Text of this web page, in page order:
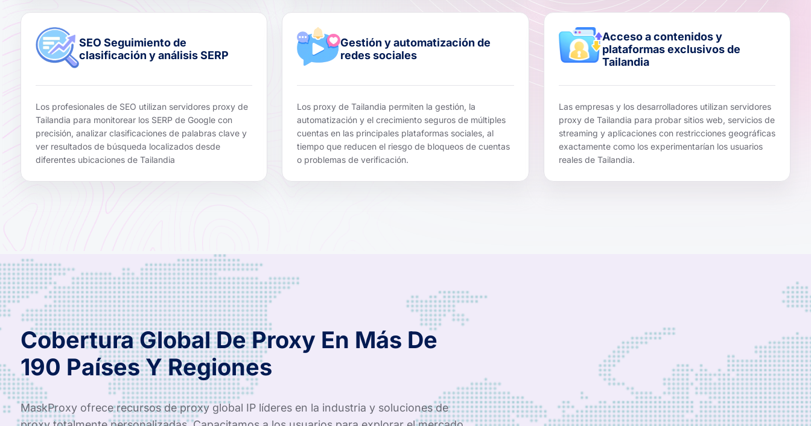
SEO Seguimiento de
clasificación y análisis SERP
Los profesionales de SEO utilizan servidores proxy de
Tailandia para monitorear los SERP de Google con
precisión, analizar clasificaciones de palabras clave y
ver resultados de búsqueda localizados desde
diferentes ubicaciones de Tailandia
Gestión y automatización de
redes sociales
Los proxy de Tailandia permiten la gestión, la
automatización y el crecimiento seguros de múltiples
cuentas en las principales plataformas sociales, al
tiempo que reducen el riesgo de bloqueos de cuentas
o problemas de verificación.
Acceso a contenidos y
plataformas exclusivos de
Tailandia
Las empresas y los desarrolladores utilizan servidores
proxy de Tailandia para probar sitios web, servicios de
streaming y aplicaciones con restricciones geográficas
exactamente como los experimentarían los usuarios
reales de Tailandia.
Cobertura Global De Proxy En Más De
190 Países Y Regiones
MaskProxy ofrece recursos de proxy global IP líderes en la industria y soluciones de